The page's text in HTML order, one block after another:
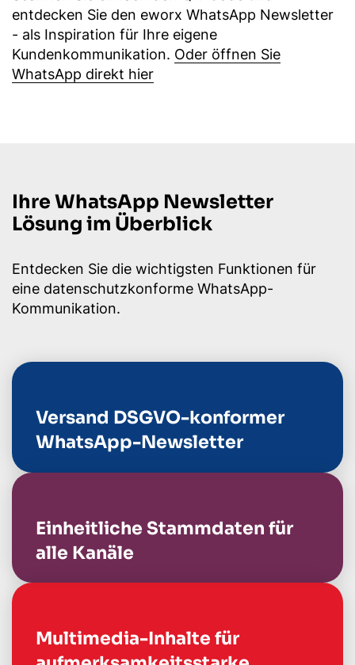
entdecken Sie den eworx WhatsApp Newsletter
- als Inspiration für Ihre eigene
Kundenkommunikation. Oder öffnen Sie
WhatsApp direkt hier
Ihre WhatsApp Newsletter
Lösung im Überblick
Entdecken Sie die wichtigsten Funktionen für
eine datenschutzkonforme WhatsApp-
Kommunikation.
Versand DSGVO-konformer
WhatsApp-Newsletter
Einheitliche Stammdaten für
alle Kanäle
Multimedia-Inhalte für